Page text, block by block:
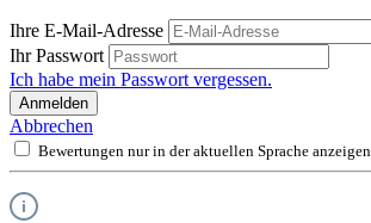
Ihre E-Mail-Adresse
Ihr Passwort
Ich habe mein Passwort vergessen.
Anmelden
Abbrechen
Bewertungen nur in der aktuellen Sprache anzeigen.